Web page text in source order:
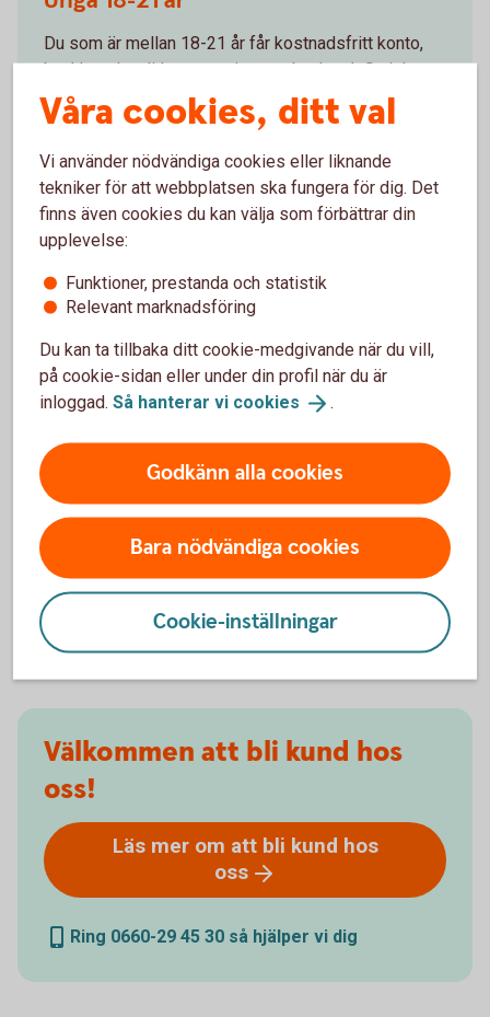
Du som är mellan 18-21 år får kostnadsfritt konto,
bankkort, kreditkort, app, internetbank och Swish.
Unga 18-21år
Student
Du som studerar på högskola eller universitet kan få
kostnadsfritt konto, bankkort, kreditkort, app,
internetbank och Swish.
Nyckelkund
Välkommen att bli kund hos
oss!
Läs mer om att bli kund hos
oss
Ring 0660-29 45 30 så hjälper vi dig
Våra cookies, ditt val
Vi använder nödvändiga cookies eller liknande
tekniker för att webbplatsen ska fungera för dig. Det
finns även cookies du kan välja som förbättrar din
upplevelse:
Funktioner, prestanda och statistik
Relevant marknadsföring
Du kan ta tillbaka ditt cookie-medgivande när du vill,
på cookie-sidan eller under din profil när du är
inloggad. Så hanterar vi cookies .
Godkänn alla cookies
Bara nödvändiga cookies
Cookie-inställningar